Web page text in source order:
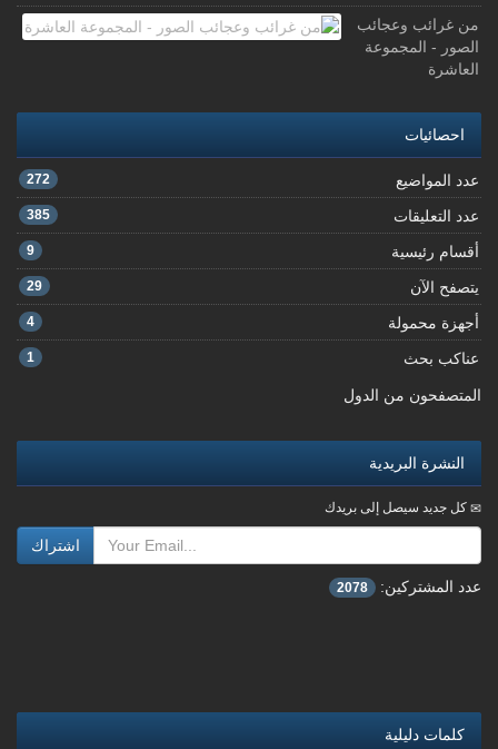
من غرائب وعجائب
الصور - المجموعة
العاشرة
احصائيات
عدد المواضيع 272
عدد التعليقات 385
أقسام رئيسية 9
يتصفح الآن 29
أجهزة محمولة 4
عناكب بحث 1
المتصفحون من الدول
النشرة البريدية
كل جديد سيصل إلى بريدك
اشتراك
عدد المشتركين: 2078
كلمات دليلية